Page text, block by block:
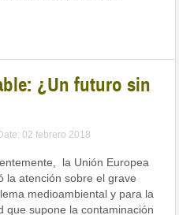
¿Un futuro sin
02 febrero 2018
la Unión Europea
la atención sobre el grave
medioambiental y para la
que supone la contaminación